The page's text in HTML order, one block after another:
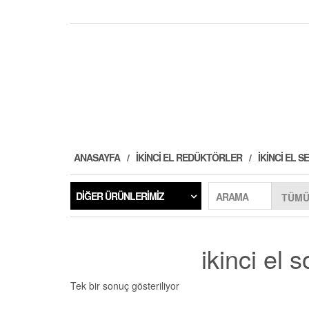
ANASAYFA İKINCI EL REDÜKTÖRLER İKINCI EL
DIĞER ÜRÜNLERIMIZ ARAMA
ikinci el
Tek bir sonuç gösteriliyor